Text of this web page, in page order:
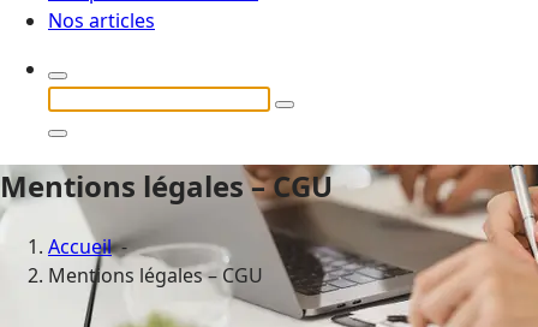
Nos articles
Recherche
pour :
Mentions légales – CGU
Accueil-
Mentions légales – CGU